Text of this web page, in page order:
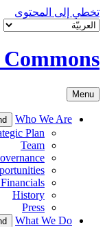
تخطي إلى المحتوى
Menu
Who We Are
Plan
Team
History
Press
What We Do